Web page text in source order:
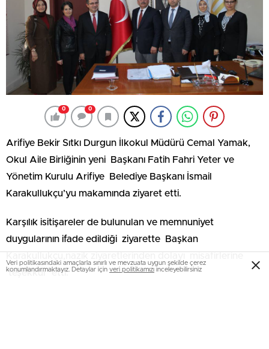
0 0
Arifiye Bekir Sıtkı Durgun İlkokul Müdürü Cemal Yamak,
Okul Aile Birliğinin yeni Başkanı Fatih Fahri Yeter ve
Yönetim Kurulu Arifiye Belediye Başkanı İsmail
Karakullukçu’yu makamında ziyaret etti.
Karşılık isitişareler de bulunulan ve memnuniyet
duygularının ifade edildiği ziyarette Başkan
‘teşekkür’ etti.
Veri politikasındaki amaçlarla sınırlı ve mevzuata uygun şekilde çerez
konumlandırmaktayız. Detaylar için veri politikamızı inceleyebilirsiniz